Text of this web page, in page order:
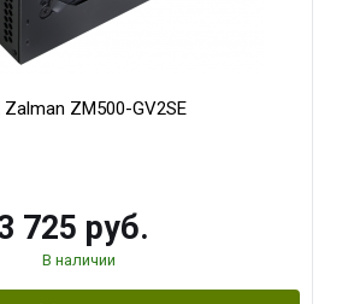
ZM500-GV2SE
725 руб.
В наличии